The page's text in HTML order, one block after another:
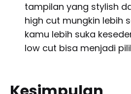
tampilan yang stylish
high cut mungkin lebih
kamu lebih suka
low cut bisa menjadi